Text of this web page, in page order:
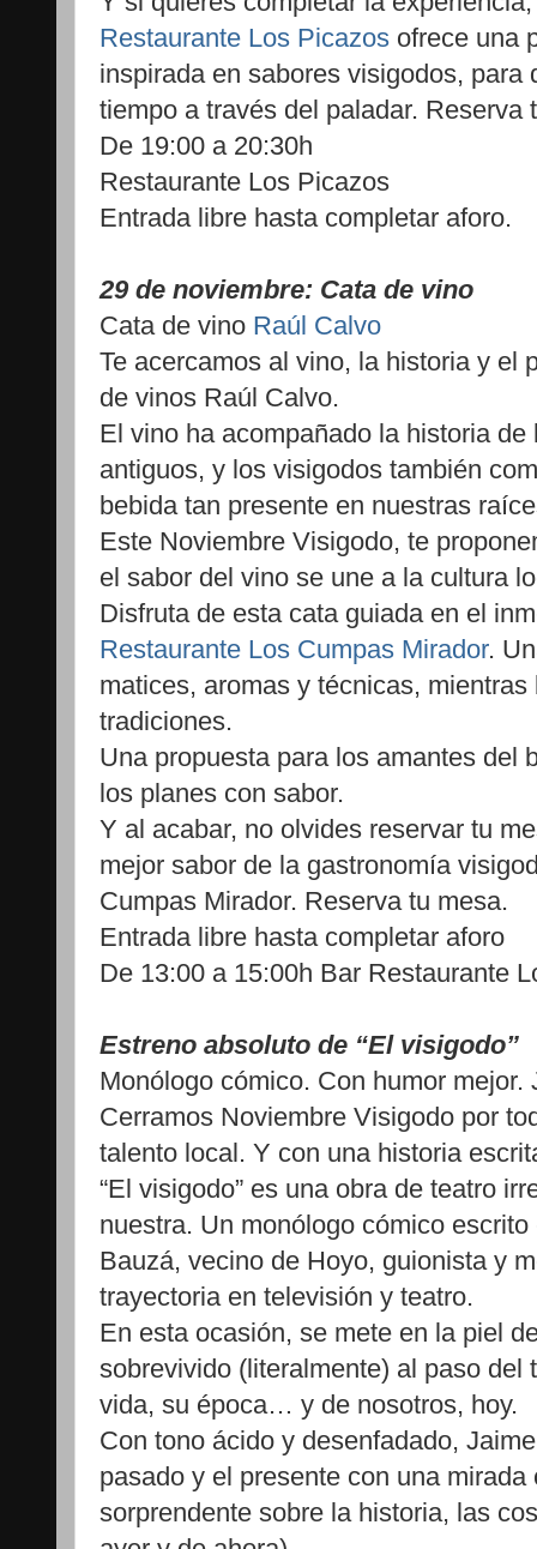
Restaurante Los Picazos ofrece una
inspirada en sabores visigodos, para
tiempo a través del paladar. Reserva
De 19:00 a 20:30h
Restaurante Los Picazos
Entrada libre hasta completar aforo.
29 de noviembre: Cata de vino
Cata de vino Raúl Calvo
Te acercamos al vino, la historia y el
de vinos Raúl Calvo.
El vino ha acompañado la historia
antiguos, y los visigodos también
bebida tan presente en nuestras
Este Noviembre Visigodo, te
el sabor del vino se une a la cultura
Disfruta de esta cata guiada en el
Restaurante Los Cumpas Mirador.
matices, aromas y técnicas,
tradiciones.
Una propuesta para los amantes
los planes con sabor.
Y al acabar, no olvides reservar tu
mejor sabor de la gastronomía
Cumpas Mirador. Reserva tu mesa.
Entrada libre hasta completar aforo
De 13:00 a 15:00h Bar Restaurante
Estreno absoluto de “El visigodo”
Monólogo cómico. Con humor mejor.
Cerramos Noviembre Visigodo por
talento local. Y con una historia
“El visigodo” es una obra de teatro
nuestra. Un monólogo cómico
Bauzá, vecino de Hoyo, guionista y
trayectoria en televisión y teatro.
En esta ocasión, se mete en la piel
sobrevivido (literalmente) al paso del
vida, su época… y de nosotros, hoy.
Con tono ácido y desenfadado,
pasado y el presente con una
sorprendente sobre la historia, las